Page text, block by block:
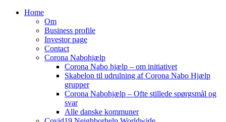
Home
Om
Business profile
Investor page
Contact
Corona Nabohjælp
Corona Nabo hjælp – om initiativet
Skabelon til udrulning af Corona Nabo Hjælp
grupper
Corona Nabohjælp – Ofte stillede spørgsmål og
svar
Alle danske kommuner